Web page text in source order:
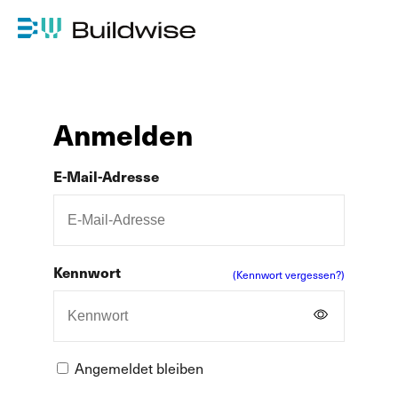
Anmelden
E-Mail-Adresse
Kennwort (Kennwort vergessen?)
Angemeldet bleiben